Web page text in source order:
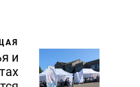
и